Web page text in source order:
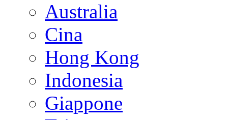
Australia
Cina
Hong Kong
Indonesia
Giappone